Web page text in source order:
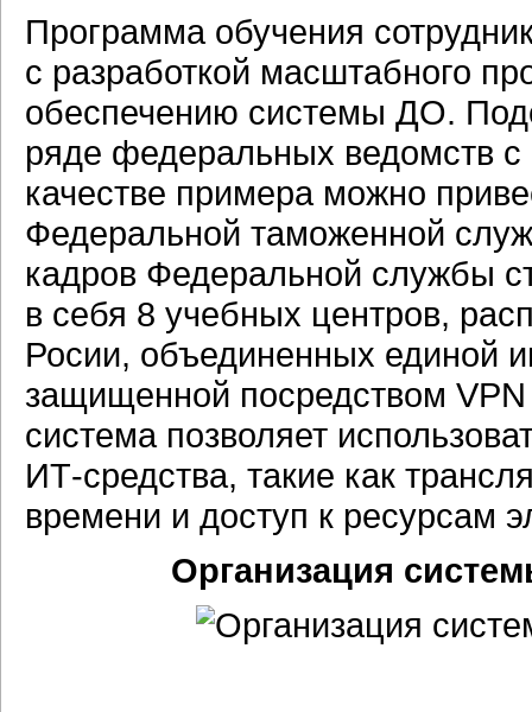
Программа обучения
с разработкой масштабного
обеспечению системы ДО.
ряде федеральных ведомств с
качестве примера можно
Федеральной таможенной
кадров Федеральной службы
в себя 8 учебных центров,
Росии, объединенных единой
защищенной посредством
система позволяет
ИТ-средства, такие как
времени и доступ к ресурсам
Организация